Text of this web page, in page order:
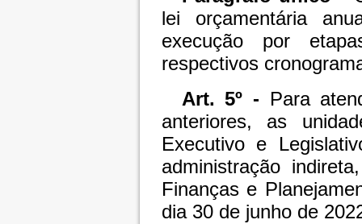
lei orçamentária
execução por
respectivos
Art. 5º - Para
anteriores, as
Executivo e
administração
Finanças e
dia 30 de junho de